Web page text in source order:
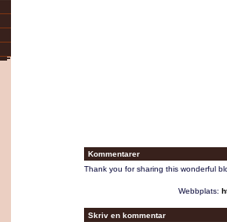
Kommentarer
Thank you for sharing this wonderful
Webbplats:
Skriv en kommentar